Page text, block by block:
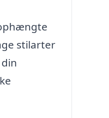
stilarter